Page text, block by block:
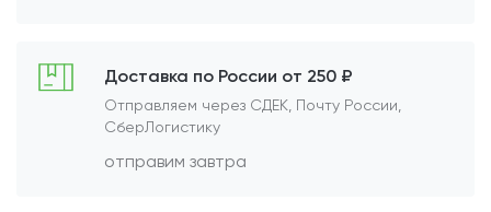
Доставка по России от 250 ₽
Отправляем через СДЕК, Почту России,
СберЛогистику
отправим завтра